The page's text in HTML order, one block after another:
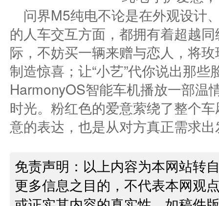
问界M5纯电不论是在外观设计
的人车交互方面，都拥有着超越
际，不妨买一辆来赠与恋人，将
制造惊喜；让“小艺”代你说出那
HarmonyOS智能车机播放一部温
时光。粉红色的爱意萦绕了整个
意的表达，也是从对方真正需求
免责声明：以上内容为本网站转
更多信息之目的，不代表本网观